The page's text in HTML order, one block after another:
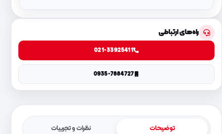
راه‌های ارتباطی
021-33925411
0935-7884727
توضیحات نظرات و تجربیات